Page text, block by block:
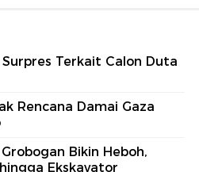
Terkait Calon Duta
Rencana Damai Gaza
Bikin Heboh,
Ekskavator